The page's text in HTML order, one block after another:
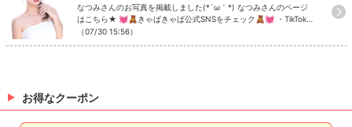
なつみさんのお写真を掲載しました(*´ω｀*) なつみさんのページ
はこちら★ 💓🧸きゃばきゃば公式SNSをチェック🧸💓 ・TikTok
・Instagram ・Twitter ・YouTube
（07/30 15:56）
お得なクーポン